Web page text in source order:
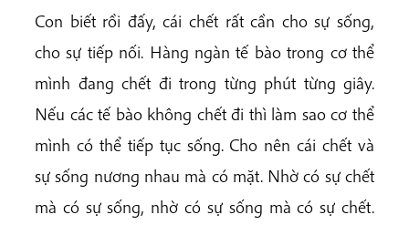
Con biết rồi đấy, cái chết rất cần cho sự sống,
cho sự tiếp nối. Hàng ngàn tế bào trong cơ thể
mình đang chết đi trong từng phút từng giây.
Nếu các tế bào không chết đi thì làm sao cơ thể
mình có thể tiếp tục sống. Cho nên cái chết và
sự sống nương nhau mà có mặt. Nhờ có sự chết
mà có sự sống, nhờ có sự sống mà có sự chết.